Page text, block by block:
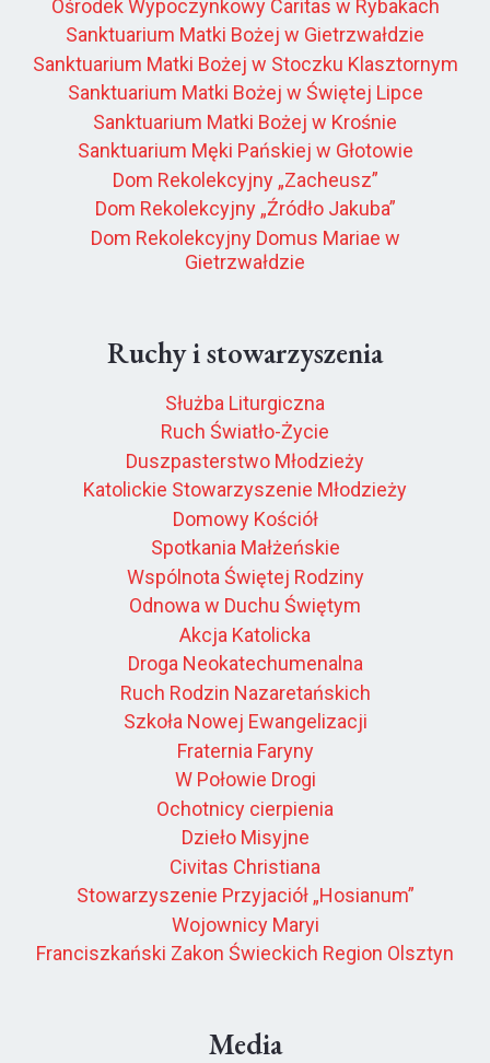
Ośrodek Wypoczynkowy Caritas w Rybakach
Sanktuarium Matki Bożej w Gietrzwałdzie
Sanktuarium Matki Bożej w Stoczku Klasztornym
Sanktuarium Matki Bożej w Świętej Lipce
Sanktuarium Matki Bożej w Krośnie
Sanktuarium Męki Pańskiej w Głotowie
Dom Rekolekcyjny „Zacheusz”
Dom Rekolekcyjny „Źródło Jakuba”
Dom Rekolekcyjny Domus Mariae w
Gietrzwałdzie
Ruchy i stowarzyszenia
Służba Liturgiczna
Ruch Światło-Życie
Duszpasterstwo Młodzieży
Katolickie Stowarzyszenie Młodzieży
Domowy Kościół
Spotkania Małżeńskie
Wspólnota Świętej Rodziny
Odnowa w Duchu Świętym
Akcja Katolicka
Droga Neokatechumenalna
Ruch Rodzin Nazaretańskich
Szkoła Nowej Ewangelizacji
Fraternia Faryny
W Połowie Drogi
Ochotnicy cierpienia
Dzieło Misyjne
Civitas Christiana
Stowarzyszenie Przyjaciół „Hosianum”
Wojownicy Maryi
Franciszkański Zakon Świeckich Region Olsztyn
Media